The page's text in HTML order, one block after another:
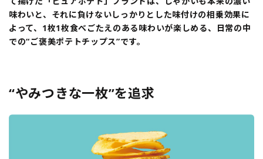
味わいと、それに負けないしっかりとした味付けの相乗効果に
よって、1枚1枚食べごたえのある味わいが楽しめる、日常の中
での“ご褒美ポテトチップス”です。
“やみつきな一枚”を追求